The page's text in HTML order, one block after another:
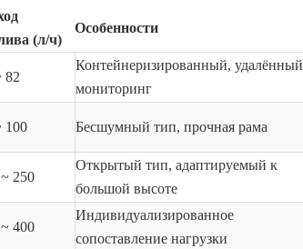
(л/ч)
Особенности
82
Контейнеризированный, удалённый
мониторинг
100 Бесшумный тип, прочная рама
250
Открытый тип, адаптируемый к
большой высоте
400
Индивидуализированное
сопоставление нагрузки